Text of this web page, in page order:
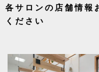
各サロンの店舗情報
ください